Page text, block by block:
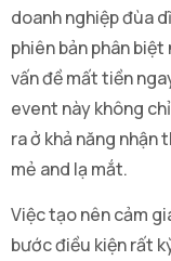
doanh nghiệp đùa
phiên bản phân
vấn đề mất tiền
event này không
ra ở khả năng nhận
mẻ and lạ mắt.
Việc tạo nên cảm
bước điều kiện rất